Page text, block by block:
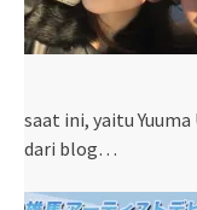
saat ini, yaitu
dari blog…